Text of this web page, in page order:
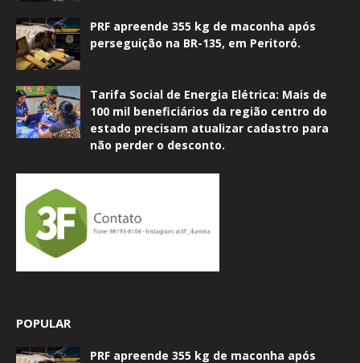
PRF apreende 355 kg de maconha após
perseguição na BR-135, em Peritoró.
Tarifa Social de Energia Elétrica: Mais de
100 mil beneficiários da região centro do
estado precisam atualizar cadastro para
não perder o desconto.
POPULAR
PRF apreende 355 kg de maconha após